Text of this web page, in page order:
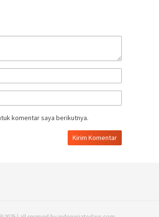
komentar saya berikutnya.